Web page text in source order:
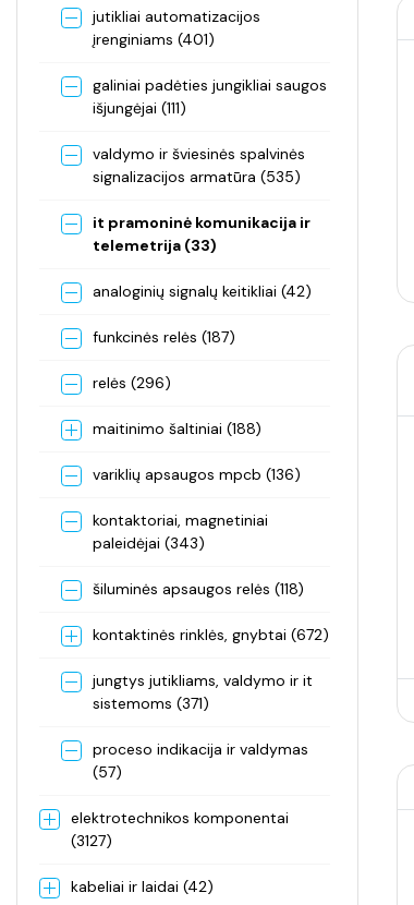
jutikliai automatizacijos
įrenginiams (401)
galiniai padėties jungikliai saugos
išjungėjai (111)
valdymo ir šviesinės spalvinės
signalizacijos armatūra (535)
it pramoninė komunikacija ir
telemetrija (33)
analoginių signalų keitikliai (42)
funkcinės relės (187)
relės (296)
maitinimo šaltiniai (188)
variklių apsaugos mpcb (136)
kontaktoriai, magnetiniai
paleidėjai (343)
šiluminės apsaugos relės (118)
kontaktinės rinklės, gnybtai (672)
jungtys jutikliams, valdymo ir it
sistemoms (371)
proceso indikacija ir valdymas
(57)
elektrotechnikos komponentai
(3127)
kabeliai ir laidai (42)